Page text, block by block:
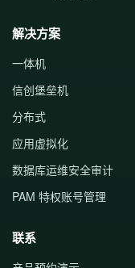
解决方案
一体机
信创堡垒机
分布式
应用虚拟化
数据库运维安全审计
PAM 特权账号管理
联系